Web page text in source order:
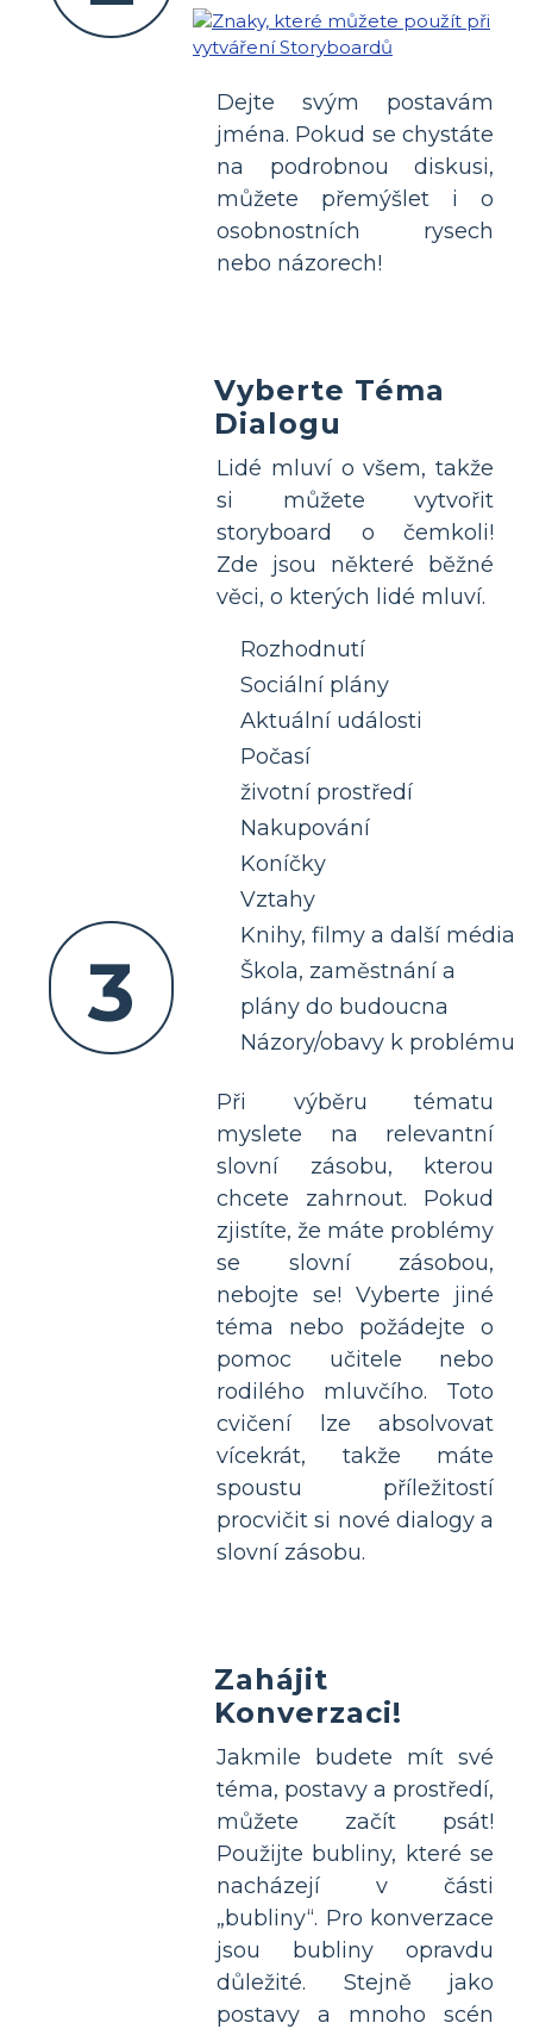
Dejte svým postavám
jména. Pokud se chystáte
na podrobnou diskusi,
můžete přemýšlet i o
osobnostních rysech
nebo názorech!
3
Vyberte Téma
Dialogu
Lidé mluví o všem, takže
si můžete vytvořit
storyboard o čemkoli!
Zde jsou některé běžné
věci, o kterých lidé mluví.
Rozhodnutí
Sociální plány
Aktuální události
Počasí
životní prostředí
Nakupování
Koníčky
Vztahy
Knihy, filmy a další média
Škola, zaměstnání a
plány do budoucna
Názory/obavy k problému
Při výběru tématu
myslete na relevantní
slovní zásobu, kterou
chcete zahrnout. Pokud
zjistíte, že máte problémy
se slovní zásobou,
nebojte se! Vyberte jiné
téma nebo požádejte o
pomoc učitele nebo
rodilého mluvčího. Toto
cvičení lze absolvovat
vícekrát, takže máte
spoustu příležitostí
procvičit si nové dialogy a
slovní zásobu.
Zahájit
Konverzaci!
Jakmile budete mít své
téma, postavy a prostředí,
můžete začít psát!
Použijte bubliny, které se
nacházejí v části
„bubliny“. Pro konverzace
jsou bubliny opravdu
důležité. Stejně jako
postavy a mnoho scén